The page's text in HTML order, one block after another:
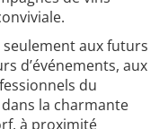
seulement aux futurs
d’événements, aux
du
la charmante
à proximité